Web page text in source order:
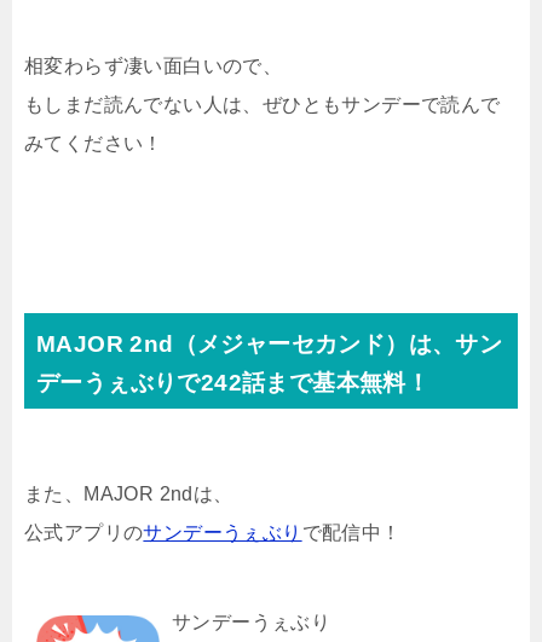
相変わらず凄い面白いので、
もしまだ読んでない人は、ぜひともサンデーで読んで
みてください！
MAJOR 2nd（メジャーセカンド）は、サン
デーうぇぶりで242話まで基本無料！
また、MAJOR 2ndは、
公式アプリのサンデーうぇぶり で配信中！
サンデーうぇぶり